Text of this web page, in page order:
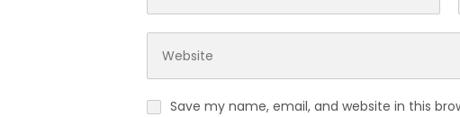
Save my name, email, and website in this